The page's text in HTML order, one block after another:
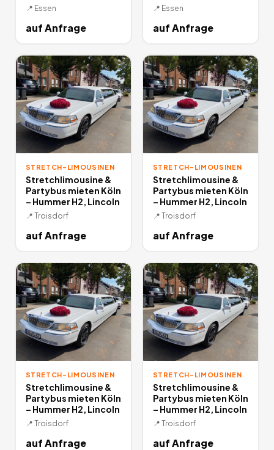
📍 Essen
auf Anfrage
📍 Essen
auf Anfrage
STRETCH-LIMOUSINEN
Stretchlimousine &
Partybus mieten Köln
– Hummer H2, Lincoln
📍 Troisdorf
auf Anfrage
STRETCH-LIMOUSINEN
Stretchlimousine &
Partybus mieten Köln
– Hummer H2, Lincoln
📍 Troisdorf
auf Anfrage
STRETCH-LIMOUSINEN
Stretchlimousine &
Partybus mieten Köln
– Hummer H2, Lincoln
📍 Troisdorf
auf Anfrage
STRETCH-LIMOUSINEN
Stretchlimousine &
Partybus mieten Köln
– Hummer H2, Lincoln
📍 Troisdorf
auf Anfrage